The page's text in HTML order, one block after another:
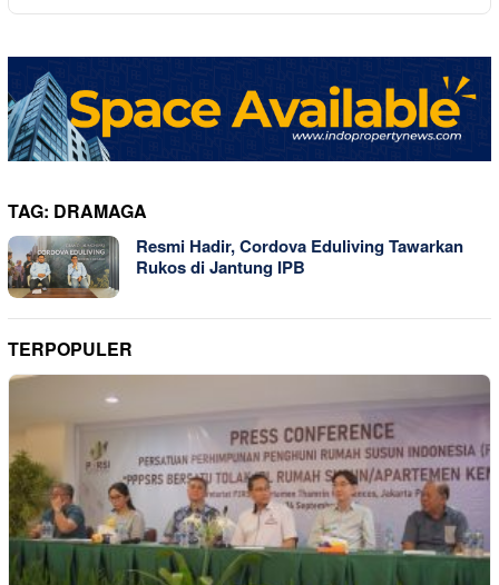
TAG: DRAMAGA
Resmi Hadir, Cordova Eduliving Tawarkan
Rukos di Jantung IPB
TERPOPULER